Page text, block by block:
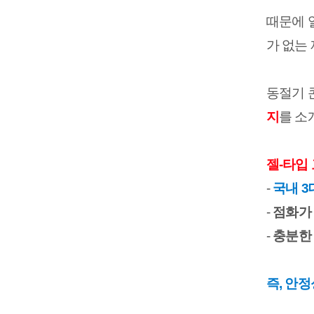
때문에
가 없는
동절기
지 를 소
젤-타입
- 국내 3
- 점화
- 충분
즉, 안